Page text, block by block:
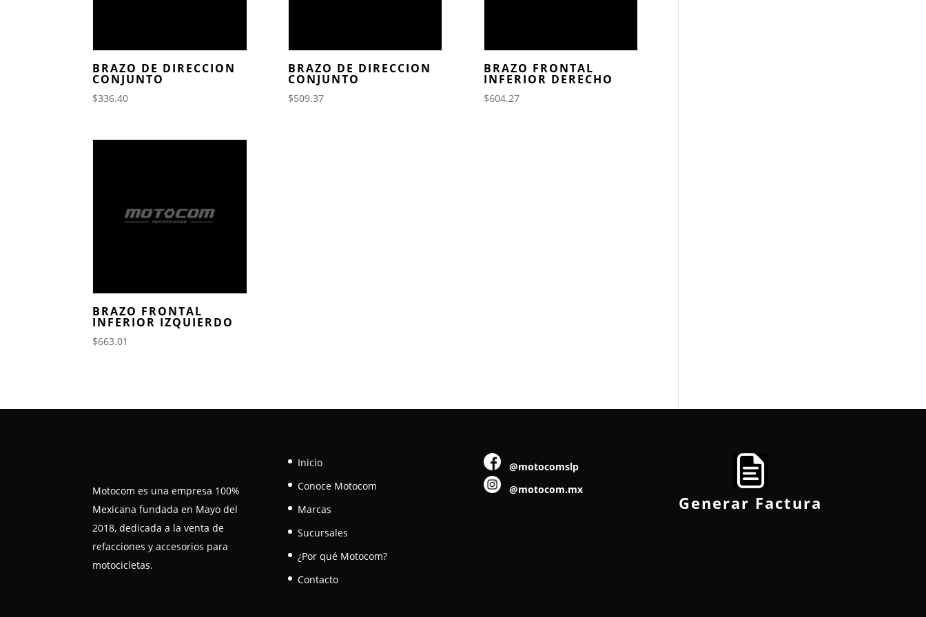
BRAZO DE DIRECCION
CONJUNTO
$336.40
BRAZO DE DIRECCION
CONJUNTO
$509.37
BRAZO FRONTAL
INFERIOR DERECHO
$604.27
BRAZO FRONTAL
INFERIOR IZQUIERDO
$663.01
Motocom es una empresa 100%
Mexicana fundada en Mayo del
2018, dedicada a la venta de
refacciones y accesorios para
motocicletas.
Inicio
Conoce Motocom
Marcas
Sucursales
¿Por qué Motocom?
Contacto
@motocomslp
@motocom.mx
Generar Factura